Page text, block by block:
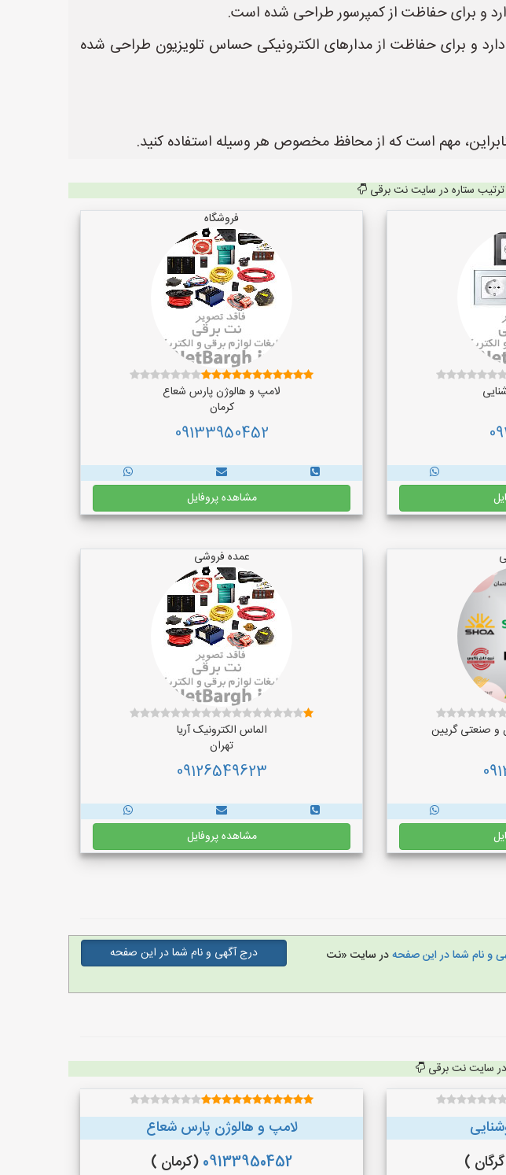
و برای حفاظت از کمپرسور طراحی شده است.
و برای حفاظت از مدارهای الکترونیکی حساس تلویزیون طراحی شده
مهم است که از محافظ مخصوص هر وسیله استفاده کنید.
ترتیب ستاره در سایت نت برقی
فروشگاه
لامپ و هالوژن پارس شعاع
کرمان
09133950452
مشاهده پروفایل
و صنعتی گریین
عمده فروشی
الماس الکترونیک آریا
تهران
09126549623
مشاهده پروفایل
و نام شما در این صفحهدر سایت «نت
درج آگهی و نام شما در این صفحه
در سایت نت برقی
)
لامپ و هالوژن پارس شعاع
09133950452 (کرمان )